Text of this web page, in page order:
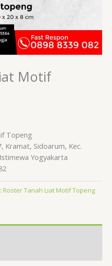
Motif
Topeng
Kramat, Sidoarum, Kec.
Yogyakarta
Roster Tanah Liat Motif Topeng